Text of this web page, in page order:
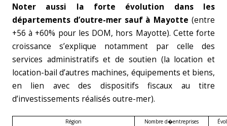
Noter aussi la forte évolution dans les
départements d’outre-mer sauf à Mayotte (entre
+56 à +60% pour les DOM, hors Mayotte). Cette forte
croissance s’explique notamment par celle des
services administratifs et de soutien (la location et
location-bail d’autres machines, équipements et biens,
en lien avec des dispositifs fiscaux au titre
d’investissements réalisés outre-mer).
Région
Nombre d�entreprises